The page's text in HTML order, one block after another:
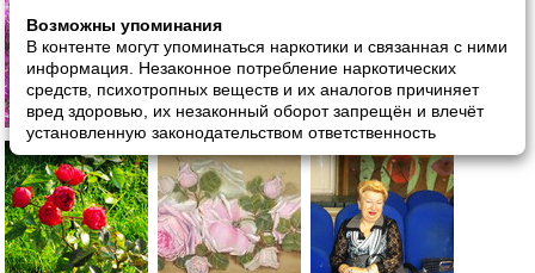
Возможны упоминания
В контенте могут упоминаться наркотики и связанная с ними
информация. Незаконное потребление наркотических
средств, психотропных веществ и их аналогов причиняет
вред здоровью, их незаконный оборот запрещён и влечёт
установленную законодательством ответственность